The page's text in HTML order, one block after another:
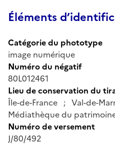
Éléments
Catégorie du phototype
image numérique
Numéro du négatif
80L012461
Lieu de conservation du
Île-de-France ; Val-de-
Médiathèque du
Numéro de versement
J/80/492